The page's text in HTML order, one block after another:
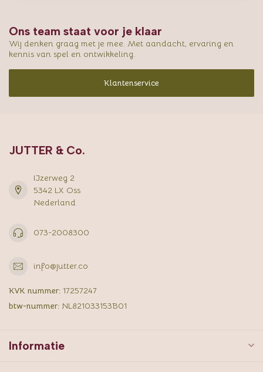
Ons team staat voor je klaar
Wij denken graag met je mee. Met aandacht, ervaring en
kennis van spel en ontwikkeling.
Klantenservice
JUTTER & Co.
IJzerweg 2
5342 LX Oss
Nederland
073-2008300
info@jutter.co
KVK nummer: 17257247
btw-nummer: NL821033153B01
Informatie